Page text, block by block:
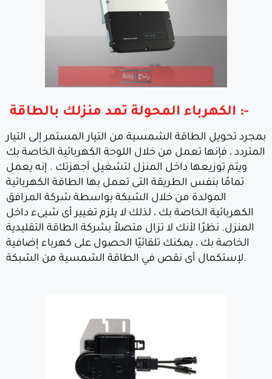
الكهرباء المحولة تمد منزلك بالطاقة :-
بمجرد تحويل الطاقة الشمسية من التيار المستمر إلى التيار
المتردد ، فإنها تعمل من خلال اللوحة الكهربائية الخاصة بك
ويتم توزيعها داخل المنزل لتشغيل أجهزتك . إنه يعمل
تمامًا بنفس الطريقة التى تعمل بها الطاقة الكهربائية
المولدة من خلال الشبكة بواسطة شركة المرافق
الكهربائية الخاصة بك ، لذلك لا يلزم تغيير أى شيىء داخل
المنزل. نظرًا لأنك لا تزال متصلاً بشركة الطاقة التقليدية
الخاصة بك ، يمكنك تلقائيًا الحصول على كهرباء إضافية
لإستكمال أى نقص في الطاقة الشمسية من الشبكة.